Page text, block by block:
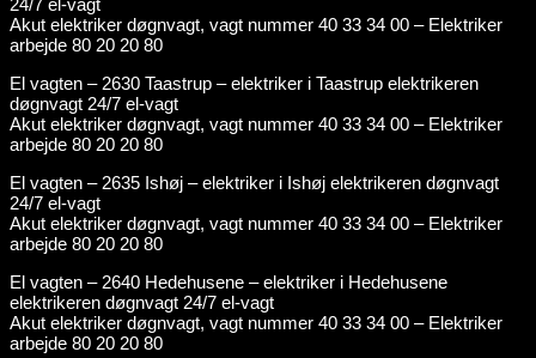
24/7 el-vagt
Akut elektriker døgnvagt, vagt nummer 40 33 34 00 – Elektriker
arbejde 80 20 20 80
El vagten – 2630 Taastrup – elektriker i Taastrup elektrikeren
døgnvagt 24/7 el-vagt
Akut elektriker døgnvagt, vagt nummer 40 33 34 00 – Elektriker
arbejde 80 20 20 80
El vagten – 2635 Ishøj – elektriker i Ishøj elektrikeren døgnvagt
24/7 el-vagt
Akut elektriker døgnvagt, vagt nummer 40 33 34 00 – Elektriker
arbejde 80 20 20 80
El vagten – 2640 Hedehusene – elektriker i Hedehusene
elektrikeren døgnvagt 24/7 el-vagt
Akut elektriker døgnvagt, vagt nummer 40 33 34 00 – Elektriker
arbejde 80 20 20 80